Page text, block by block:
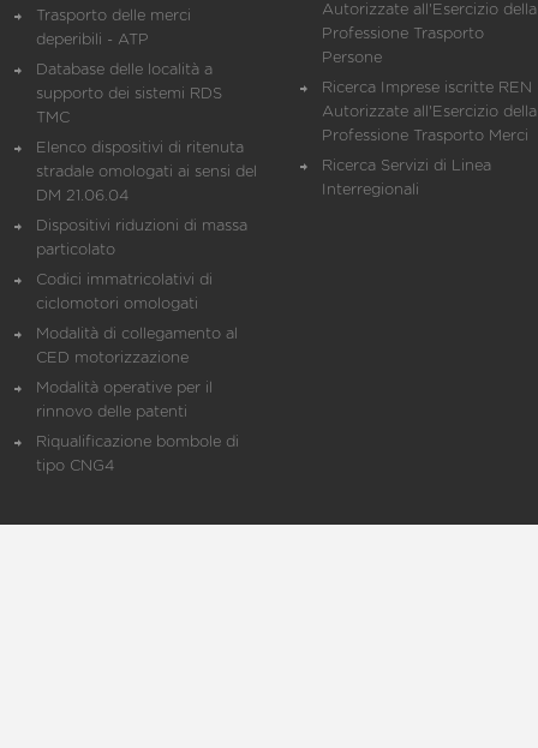
Trasporto delle merci
deperibili - ATP
Database delle località a
supporto dei sistemi RDS
TMC
Elenco dispositivi di ritenuta
stradale omologati ai sensi del
DM 21.06.04
Dispositivi riduzioni di massa
particolato
Codici immatricolativi di
ciclomotori omologati
Modalità di collegamento al
CED motorizzazione
Modalità operative per il
rinnovo delle patenti
Riqualificazione bombole di
tipo CNG4
Autorizzate all'Esercizio della
Professione Trasporto
Persone
Ricerca Imprese iscritte REN
Autorizzate all'Esercizio della
Professione Trasporto Merci
Ricerca Servizi di Linea
Interregionali